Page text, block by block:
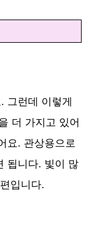
그런데 이렇게
더 가지고 있어
요. 관상용으로
됩니다. 빛이 많
입니다.